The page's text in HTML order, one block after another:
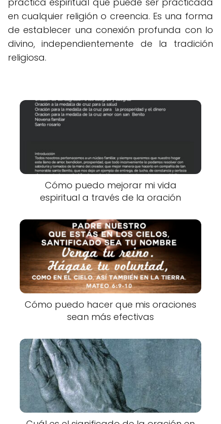
en cualquier religión o creencia. Es una forma
de establecer una conexión profunda con lo
divino, independientemente de la tradición
religiosa.
Cómo puedo mejorar mi vida
espiritual a través de la oración
Cómo puedo hacer que mis oraciones
sean más efectivas